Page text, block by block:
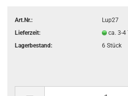
Art.Nr.:
Lup27
Lieferzeit:
ca. 3-4
Lagerbestand: 6 Stück